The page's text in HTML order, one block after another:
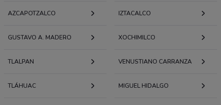
AZCAPOTZALCO IZTACALCO
GUSTAVO A. MADERO XOCHIMILCO
TLALPAN VENUSTIANO CARRANZA
TLÁHUAC MIGUEL HIDALGO